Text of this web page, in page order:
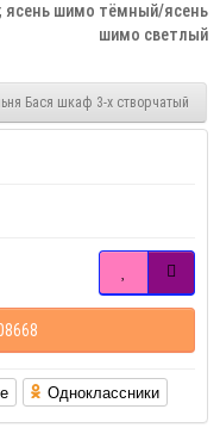
ясень шимо тёмный/ясень
шимо светлый
Бася шкаф 3-х створчатый
Одноклассники